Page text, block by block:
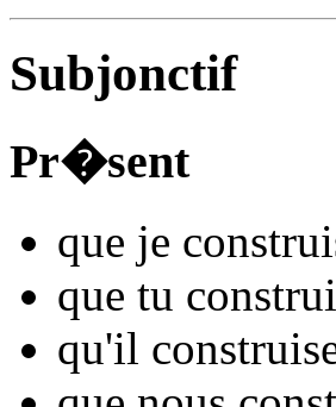
Subjonctif
Pr�sent
que je constru
que tu constru
qu'il constru